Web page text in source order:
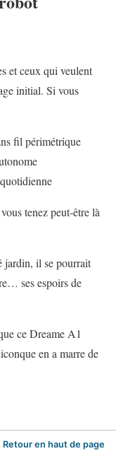
et ceux qui veulent
initial. Si vous
fil périmétrique
tenez peut-être là
jardin, il se pourrait
ses espoirs de
ce Dreame A1
en a marre de
Retour en haut de page